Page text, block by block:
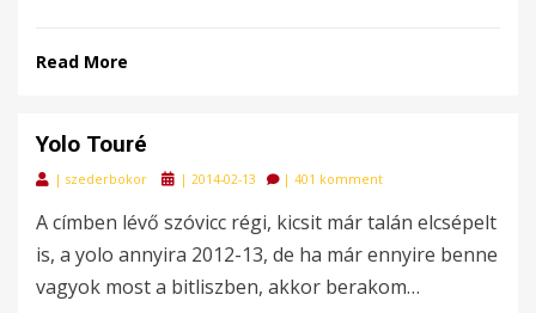
Read More
Yolo Touré
| szederbokor
Posted
| 2014-02-13 | 401 komment
A címben lévő szóvicc régi, kicsit már talán elcsépelt
is, a yolo annyira 2012-13, de ha már ennyire benne
vagyok most a bitliszben, akkor berakom…